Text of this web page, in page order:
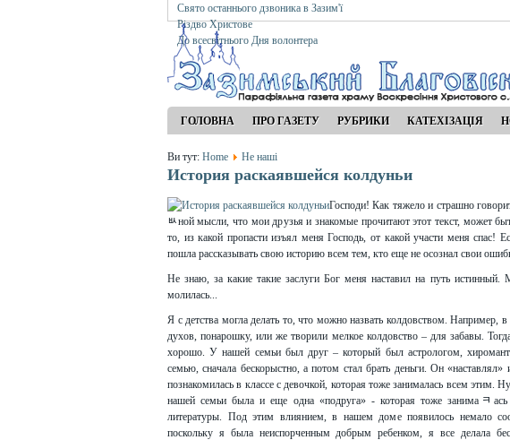
Свято останнього дзвоника в Зазим'ї
Різдво Христове
До всесвітнього Дня волонтера
ГОЛОВНА ПРО ГАЗЕТУ РУБРИКИ КАТЕХІЗАЦІЯ
Ви тут: Home Не наші
История раскаявшейся колдуньи
Господи! Как тяжело и страшно
ﾴной мысли, что мои друзья и знакомые прочитают этот текст, может
то, из какой пропасти изъял меня Господь, от какой участи меня
пошла рассказывать свою историю всем тем, кто еще не осознал свои
Не знаю, за какие такие заслуги Бог меня наставил на путь
молилась...
Я с детства могла делать то, что можно назвать колдовством.
духов, понарошку, или же творили мелкое колдовство – для забавы.
хорошо. У нашей семьи был друг – который был астрологом,
семью, сначала бескорыстно, а потом стал брать деньги. Он
познакомилась в классе с девочкой, которая тоже занималась всем этим.
нашей семьи была и еще одна «подруга» - которая тоже занимаﾻась
литературы. Под этим влиянием, в нашем доме появилось немало
поскольку я была неиспорченным добрым ребенком, я все делала